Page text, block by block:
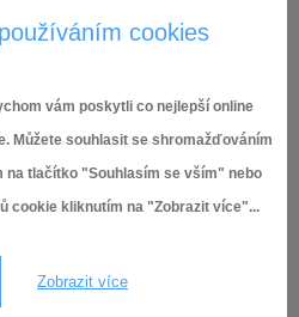
cookies
vám poskytli co nejlepší online
Můžete souhlasit se shromažďováním
tlačítko "Souhlasím se vším" nebo
cookie kliknutím na "Zobrazit více"...
Zobrazit více
opatření č. 5_2026